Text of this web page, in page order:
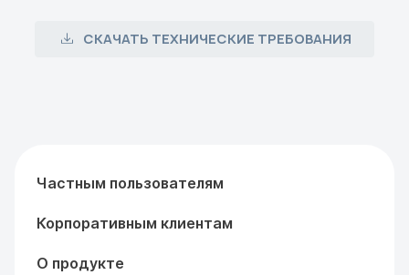
СКАЧАТЬ ТЕХНИЧЕСКИЕ ТРЕБОВАНИЯ
Частным пользователям
Корпоративным клиентам
О продукте